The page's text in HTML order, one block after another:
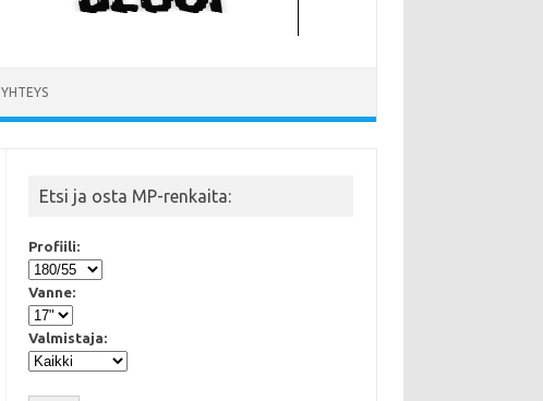
YHTEYS
Etsi ja osta MP-renkaita:
Profiili:
Vanne:
Valmistaja: